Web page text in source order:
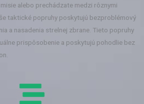
alebo prechádzate medzi rôznymi
taktické popruhy poskytujú bezproblémový
a nasadenia strelnej zbrane. Tieto popruhy
prispôsobenie a poskytujú pohodlie bez